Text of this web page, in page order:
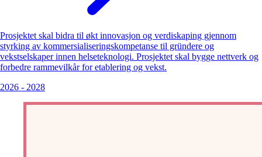
Prosjektet skal bidra til økt innovasjon og verdiskaping gjennom
styrking av kommersialiseringskompetanse til gründere og
vekstselskaper innen helseteknologi. Prosjektet skal bygge nettverk og
forbedre rammevilkår for etablering og vekst.
2026 - 2028